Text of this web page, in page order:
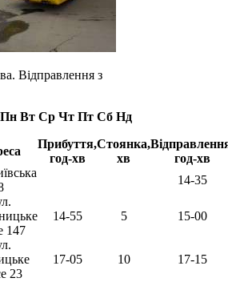
Відправлення з
Пн Вт Ср Чт Пт Сб Нд
Прибуття,
год-хв
Стоянка,
хв
год-хв
14-35
147
14-55 5 15-00
23
17-05 10 17-15